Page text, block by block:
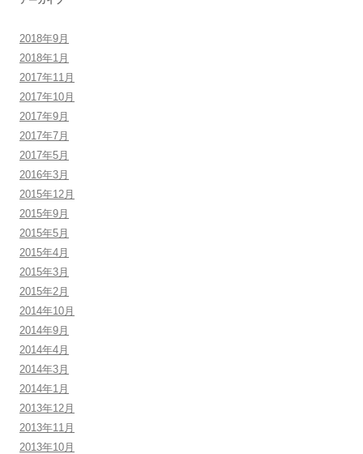
2018年9月
2018年1月
2017年11月
2017年10月
2017年9月
2017年7月
2017年5月
2016年3月
2015年12月
2015年9月
2015年5月
2015年4月
2015年3月
2015年2月
2014年10月
2014年9月
2014年4月
2014年3月
2014年1月
2013年12月
2013年11月
2013年10月